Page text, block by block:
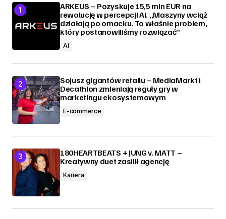
ARKEUS – Pozyskuje 15,5 mln EUR na
rewolucję w percepcji AI. „Maszyny wciąż
działają po omacku. To właśnie problem,
który postanowiliśmy rozwiązać”
AI
Sojusz gigantów retailu – MediaMarkt i
Decathlon zmieniają reguły gry w
marketingu ekosystemowym
E-commerce
180HEARTBEATS + JUNG v. MATT –
Kreatywny duet zasilił agencję
Kariera